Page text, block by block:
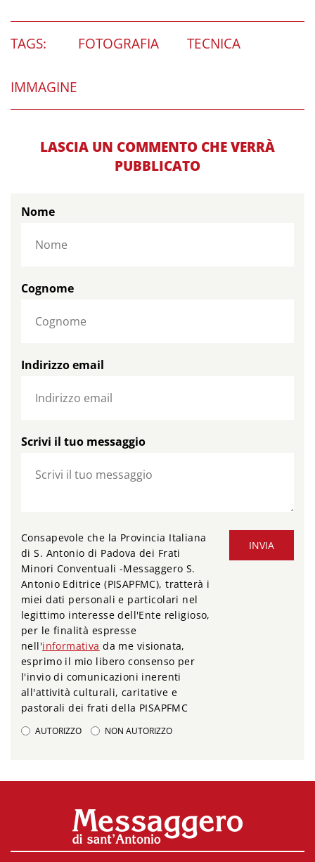
TAGS: FOTOGRAFIA TECNICA
IMMAGINE
LASCIA UN COMMENTO CHE VERRÀ
PUBBLICATO
Nome
Cognome
Indirizzo email
Scrivi il tuo messaggio
INVIA
Consapevole che la Provincia Italiana
di S. Antonio di Padova dei Frati
Minori Conventuali -Messaggero S.
Antonio Editrice (PISAPFMC), tratterà i
miei dati personali e particolari nel
legittimo interesse dell'Ente religioso,
per le finalità espresse
nell'informativa da me visionata,
esprimo il mio libero consenso per
l'invio di comunicazioni inerenti
all'attività culturali, caritative e
pastorali dei frati della PISAPFMC
AUTORIZZO NON AUTORIZZO